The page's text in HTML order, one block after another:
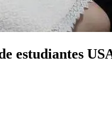
estudiantes